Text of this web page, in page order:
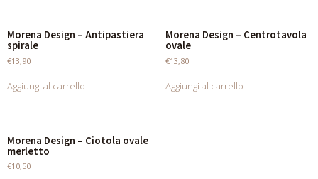
Morena Design – Antipastiera
spirale
€13,90
Aggiungi al carrello
Morena Design – Centrotavola
ovale
€13,80
Aggiungi al carrello
Morena Design – Ciotola ovale
merletto
€10,50